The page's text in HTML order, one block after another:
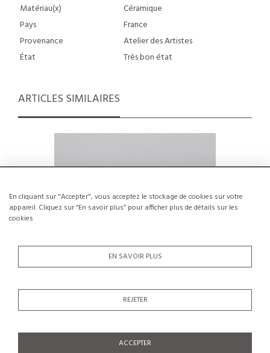
En cliquant sur "Accepter", vous acceptez le stockage de cookies sur votre
appareil. Cliquez sur “En savoir plus” pour afficher plus de détails sur les
cookies
EN SAVOIR PLUS
REJETER
ACCEPTER
Matériau(x)
Céramique
Pays
France
Provenance
Atelier des Artistes
État
Très bon état
ARTICLES SIMILAIRES
Vase boule en céramique par Edouard
€150